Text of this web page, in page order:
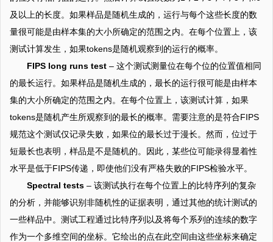
及以上的长度。如果样品是随机生成的，运行与每个这些长度的数
量很可能是由样本集的大小所确定的范围之内。在每个位置上，该
测试计算发生，如果tokens是随机观察到的运行的概率。
FIPS long runs test – 这个测试测量位在每个位的位置值相同
的最长运行。如果样品是随机生成的，最长的运行很可能是由样本
集的大小所确定的范围之内。在每个位置上，该测试计算，如果
tokens是随机产生所观察到的最长的概率。需要注意的是符合FIPS
规范这个测试仅记录失败，如果位的最长过于漫长。然而，位过于
短最长也表明，样品是不是随机的。因此，某些位可能录得显着性
水平是低于FIPS传递，即使他们没有严格失败的FIPS检验水平。
Spectral tests – 该测试执行在每个位置上的比特序列的复杂
的分析，并能够识别非随机性的证据表明，通过其他的统计测试的
一些样品中。测试工程通过比特序列以及将每个系列的连续的数字
作为一个多维空间的坐标。它绘出的点在此空间由这些坐标来确定